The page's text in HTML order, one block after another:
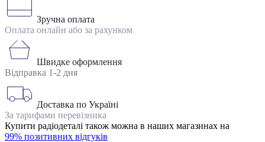
Зручна оплата
Оплата онлайн або за рахунком
Швидке оформлення
Відправка 1-2 дня
Доставка по Україні
За тарифами перевізника
Купити радіодеталі також можна в наших магазинах на
99% позитивних відгуків